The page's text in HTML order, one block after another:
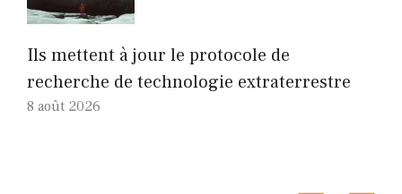
Ils mettent à jour le protocole de
recherche de technologie extraterrestre
8 août 2026